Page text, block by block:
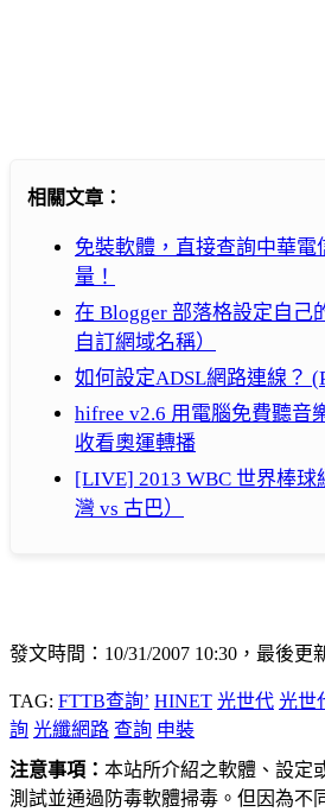
相關文章：
免裝軟體，直接查詢中華電
量！
在 Blogger 部落格設定自己
自訂網域名稱）
如何設定ADSL網路連線？
hifree v2.6 用電腦免費聽音
收看奧運轉播
[LIVE] 2013 WBC 世界棒球
灣 vs 古巴）
發文時間：10/31/2007 10:30，最後更
TAG: FTTB查詢’ HINET 光世代 光世
詢 光纖網路 查詢 申裝
注意事項： 本站所介紹之軟體、設定
測試並通過防毒軟體掃毒。但因為不